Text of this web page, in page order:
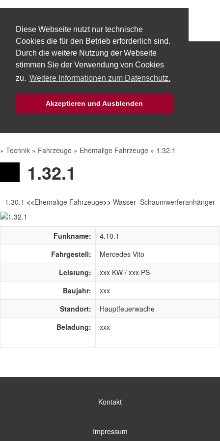
Diese Webseite nutzt nur technische
Cookies die für den Betrieb erforderlich sind.
Durch die weitere Nutzung der Webseite
stimmen Sie der Verwendung von Cookies
zu. Weitere Informationen zum Datenschutz.
Akzeptieren und Ausblenden
Start Über uns Fachbereiche
» Technik » Fahrzeuge » Ehemalige Fahrzeuge » 1.32.1
1.32.1
1.30.1 <<Ehemalige Fahrzeuge>> Wasser- Schaumwerferanhänger
Funkname:
4.10.1
Fahrgestell:
Mercedes Vito
Leistung:
xxx KW / xxx PS
Baujahr:
xxx
Standort:
Hauptfeuerwache
Beladung:
xxx
Kontakt
Impressum